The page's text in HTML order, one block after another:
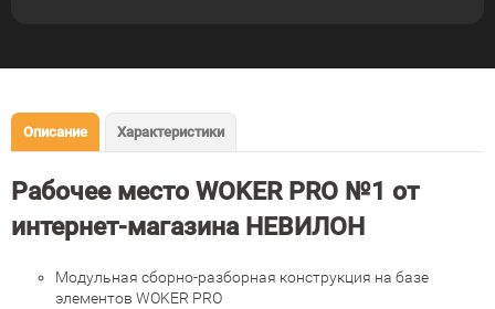
Описание Характеристики
Рабочее место WOKER PRO №1 от
интернет-магазина НЕВИЛОН
Модульная сборно-разборная конструкция на базе
элементов WOKER PRO